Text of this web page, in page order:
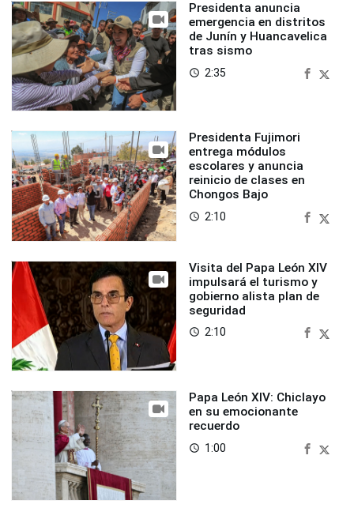
Presidenta anuncia
emergencia en distritos
de Junín y Huancavelica
tras sismo
access_time 2:35
Presidenta Fujimori
entrega módulos
escolares y anuncia
reinicio de clases en
Chongos Bajo
access_time 2:10
Visita del Papa León XIV
impulsará el turismo y
gobierno alista plan de
seguridad
access_time 2:10
Papa León XIV: Chiclayo
en su emocionante
recuerdo
access_time 1:00